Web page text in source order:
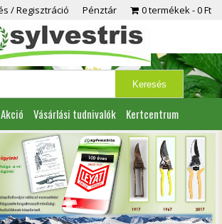
/ Regisztráció Pénztár 0 termékek 0 Ft
Akció Vásárlási tudnivalók Kertcentrum
Partnereink Kapcsolat